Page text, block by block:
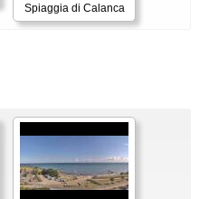
Spiaggia di Calanca